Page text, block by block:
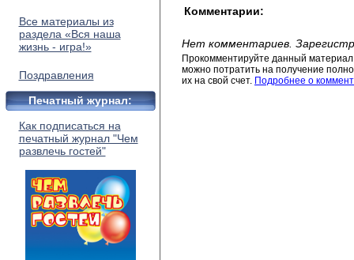
Все материалы из
раздела «Вся наша
жизнь - игра!»
Поздравления
Печатный журнал:
Как подписаться на
печатный журнал "Чем
развлечь гостей"
Комментарии:
Нет комментариев.
Прокомментируйте данный
можно потратить на получение
их на свой счет. Подробнее о